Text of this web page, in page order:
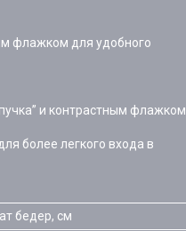
флажком для удобного
и контрастным флажком
более легкого входа в
бедер, см